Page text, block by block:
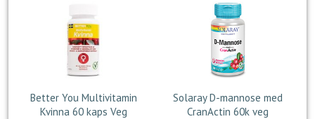
Better You Multivitamin
Kvinna 60 kaps Veg
Solaray D-mannose med
CranActin 60k veg